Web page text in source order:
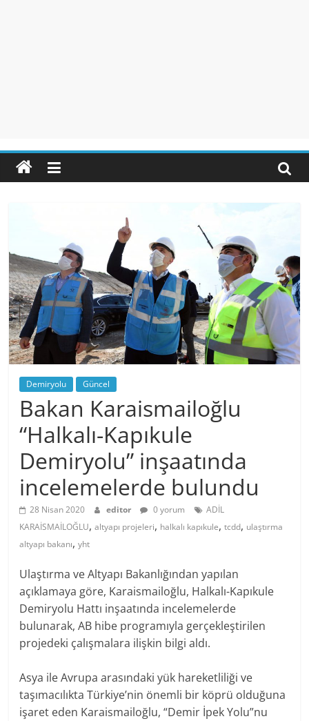
Demiryolu Güncel
Bakan Karaismailoğlu
“Halkalı-Kapıkule
Demiryolu” inşaatında
incelemelerde bulundu
28 Nisan 2020 editor 0 yorum
ADİL
KARAİSMAİLOĞLU,altyapı projeleri, halkalı kapıkule,tcdd, ulaştırma
altyapı bakanı,yht
Ulaştırma ve Altyapı Bakanlığından yapılan
açıklamaya göre, Karaismailoğlu, Halkalı-Kapıkule
Demiryolu Hattı inşaatında incelemelerde
bulunarak, AB hibe programıyla gerçekleştirilen
projedeki çalışmalara ilişkin bilgi aldı.
Asya ile Avrupa arasındaki yük hareketliliği ve
taşımacılıkta Türkiye’nin önemli bir köprü olduğuna
işaret eden Karaismailoğlu, “Demir İpek Yolu”nu